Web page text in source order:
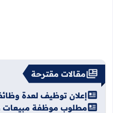
مقالات مقترحة
إعلان توظيف لعدة
مطلوب موظفة مبيعات